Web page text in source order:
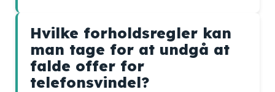
Hvilke forholdsregler kan
man tage for at undgå at
falde offer for
telefonsvindel?